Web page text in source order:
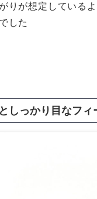
りが想定している
した
しっかり目なフィ